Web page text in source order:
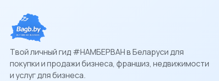
Твой личный гид #НАМБЕРВАН в Беларуси для
покупки и продажи бизнеса, франшиз, недвижимости
и услуг для бизнеса.